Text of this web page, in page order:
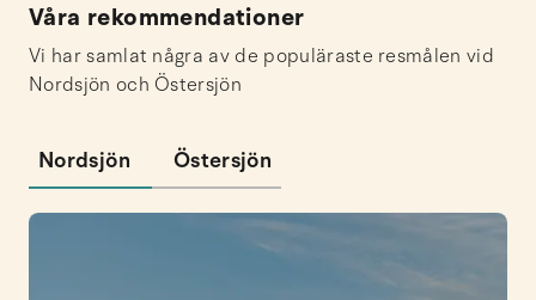
Våra rekommendationer
Vi har samlat några av de populäraste resmålen vid
Nordsjön och Östersjön
Nordsjön Östersjön